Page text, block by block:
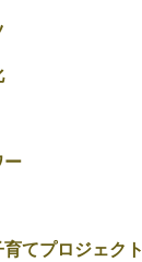
ー
てプロジェクト